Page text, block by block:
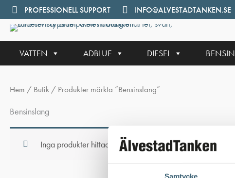
Samtycke
Hoppa
till
innehåll
PROFESSIONELL SUPPORT INFO@ALVESTADTANKEN.SE
VATTEN ADBLUE DIESEL BENSIN
Hem / Butik / Produkter märkta ”Bensinslang”
Bensinslang
Inga produkter hittades som motsvarar ditt val.